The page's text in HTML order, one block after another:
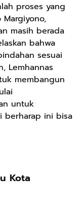
proses yang
masih berada
bahwa
sesuai
Lemhannas
membangun
untuk
berharap ini bisa
Kota